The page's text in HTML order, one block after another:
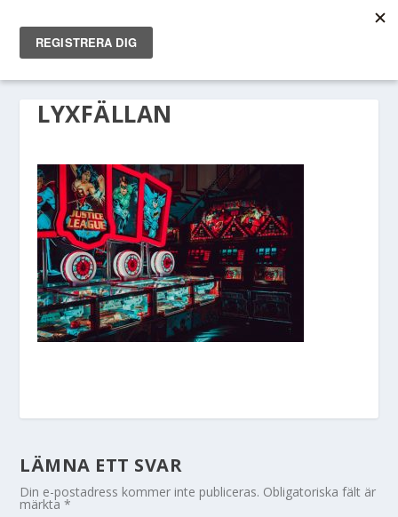
LYXFÄLLAN
LÄMNA ETT SVAR
Din e-postadress kommer inte publiceras. Obligatoriska fält är
märkta*